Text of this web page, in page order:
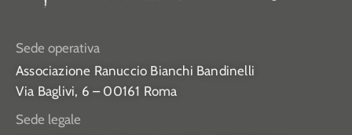
Sede operativa
Associazione Ranuccio Bianchi Bandinelli
Via Baglivi, 6 – 00161 Roma
Sede legale